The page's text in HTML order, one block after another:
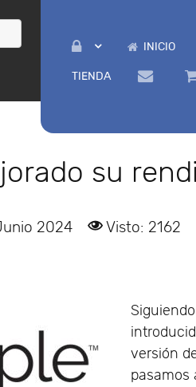
INICIO
TIENDA
su
2024 Visto: 2162
versión
pasamos